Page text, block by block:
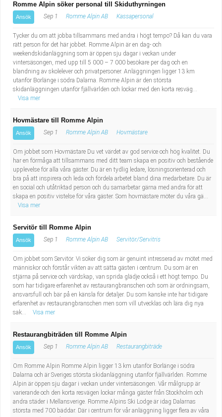
Romme Alpin söker personal till Skiduthyrningen
Ansök Sep 1 Romme Alpin AB Kassapersonal
Tycker du om att jobba tillsammans med andra i högt tempo? Då kan du vara
rätt person för det här jobbet. Romme Alpin är en dag- och
weekendskidanläggning som är öppen sju dagar i veckan under
vintersäsongen, med upp till 5 000 – 7 000 besökare per dag och en
blandning av skolelever och privatpersoner. Anläggningen ligger 13 km
utanför Borlänge i södra Dalarna. Romme Alpin är den största
skidanläggningen utanför fjällvärlden och lockar med den korta resväg...
Visa mer
Hovmästare till Romme Alpin
Ansök Sep 1 Romme Alpin AB Hovmästare
Om jobbet som Hovmästare Du vet värdet av god service och hög kvalitet. Du
har en förmåga att tillsammans med ditt team skapa en positiv och bestående
upplevelse för alla våra gäster. Du är en tydlig ledare, lösningsorienterad och
bra på att inspirera och leda och fördela arbetet bland dina medarbetare. Du är
en social och utåtriktad person och du samarbetar gärna med andra för att
skapa en positiv vistelse för våra gäster. Som hovmästare möter du våra gä...
Visa mer
Servitör till Romme Alpin
Ansök Sep 1 Romme Alpin AB Servitör/Servitris
Om jobbet som Servitör. Vi söker dig som är genuint intresserad av mötet med
människor och förstår vikten av att sätta gästen i centrum. Du som är en
stjärna på service och värdskap, van sprida glädje också i ett högt tempo. Du
som har tidigare erfarenhet av restaurangbranschen och som är ordningsam,
ansvarsfull och bär på en känsla för detaljer. Du som kanske inte har tidigare
erfarenhet av restaurangbranschen men som vill utvecklas och lära dig nya
sak...
Visa mer
Restaurangbiträden till Romme Alpin
Ansök Sep 1 Romme Alpin AB Restaurangbiträde
Om Romme Alpin Romme Alpin ligger 13 km utanför Borlänge i södra
Dalarna och är Sveriges största skidanläggning utanför fjällvärlden. Romme
Alpin är öppen sju dagar i veckan under vintersäsongen. Vår målgrupp är
varierande och den korta resvägen lockar många gäster från Stockholm och
andra städer i Mellansverige. Romme Alpins Ski Lodge är idag Dalarnas
största med 700 bäddar. Där i centrum för vår anläggning ligger flera av våra